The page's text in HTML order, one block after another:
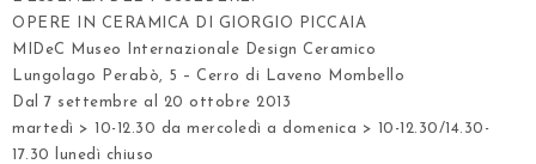
OPERE IN CERAMICA DI GIORGIO PICCAIA
MIDeC Museo Internazionale Design Ceramico
Lungolago Perabò, 5 – Cerro di Laveno Mombello
Dal 7 settembre al 20 ottobre 2013
martedì > 10-12.30 da mercoledì a domenica > 10-12.30/14.30-
17.30 lunedì chiuso